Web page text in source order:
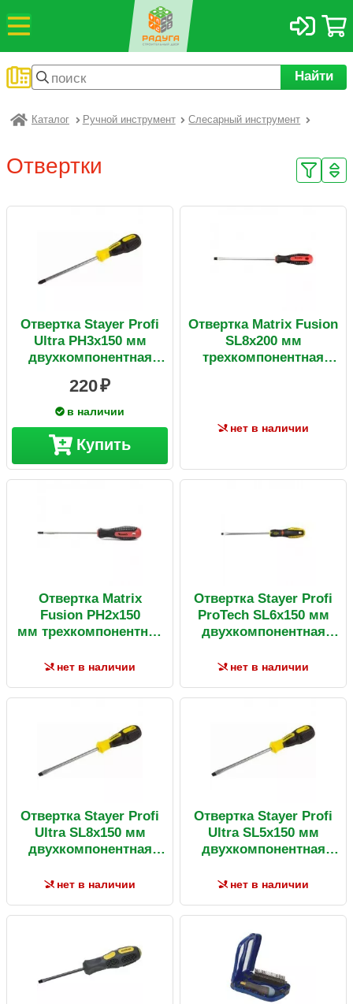
Найти
Каталог Ручной инструмент Слесарный инструмент
Отвертки
Отвертка Stayer Profi
Ultra PH3х150 мм
двухкомпонентная
220
в наличии
Купить
Отвертка Matrix Fusion
SL8х200 мм
трехкомпонентная
нет в наличии
Отвертка Matrix
Fusion PH2х150
мм трехкомпонентная
нет в наличии
Отвертка Stayer Profi
ProTech SL6х150 мм
двухкомпонентная
нет в наличии
Отвертка Stayer Profi
Ultra SL8х150 мм
двухкомпонентная
нет в наличии
Отвертка Stayer Profi
Ultra SL5х150 мм
двухкомпонентная
нет в наличии